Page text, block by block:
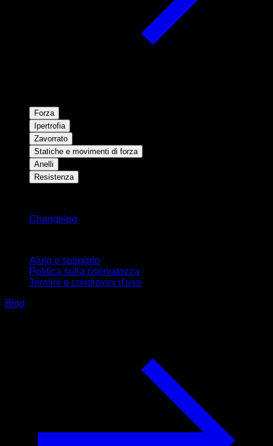
Forza
Ipertrofia
Zavorrato
Statiche e movimenti di forza
Anelli
Resistenza
Changelog
Aiuto e supporto
Politica sulla riservatezza
Termini e condizioni d'uso
Blog